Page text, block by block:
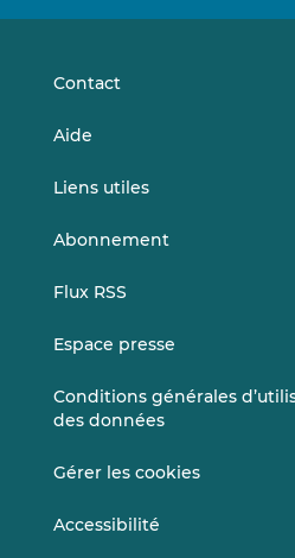
Contact
Aide
Liens utiles
Abonnement
Flux RSS
Espace presse
Conditions générales
des données
Gérer les cookies
Accessibilité